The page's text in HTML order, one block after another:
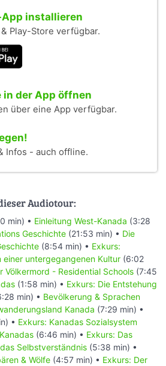
installieren
Play-Store verfügbar.
in der App öffnen
über eine App verfügbar.
Infos - auch offline.
Audiotour:
min) • Einleitung West-Kanada (3:28
Geschichte (21:53 min) • Die
(8:54 min) • Exkurs:
einer untergegangenen Kultur (6:02
Völkermord - Residential Schools (7:45
(1:58 min) • Exkurs: Die Entstehung
min) • Bevölkerung & Sprachen
Kanada (7:29 min) •
• Exkurs: Kanadas Sozialsystem
(6:46 min) • Exkurs: Das
Selbstverständnis (5:38 min) •
& Wölfe (4:57 min) • Exkurs: Der